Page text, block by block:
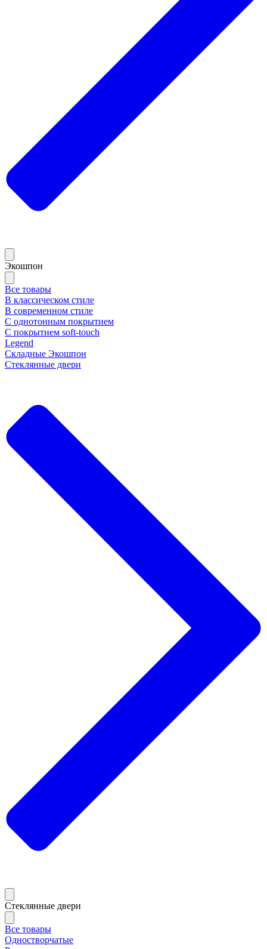
Экошпон
Все товары
В классическом стиле
В современном стиле
С однотонным покрытием
С покрытием soft-touch
Legend
Складные Экошпон
Стеклянные двери
Стеклянные двери
Все товары
Одностворчатые